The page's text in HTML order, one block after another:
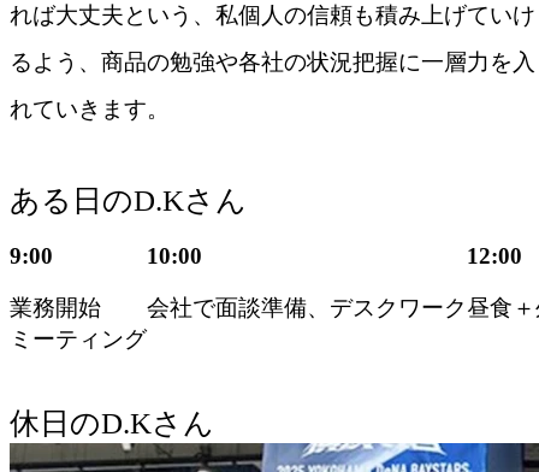
れば大丈夫という、私個人の信頼も積み上げていけ
るよう、商品の勉強や各社の状況把握に一層力を入
れていきます。
ある日のD.Kさん
9:00
業務開始
ミーティング
10:00
会社で面談準備、デスクワーク
12:00
昼食
休日のD.Kさん